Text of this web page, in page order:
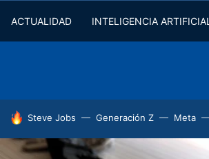
ACTUALIDAD INTELIGENCIA ARTIFICIAL
HOY SE HABLA DE
Steve Jobs Generación Z Meta